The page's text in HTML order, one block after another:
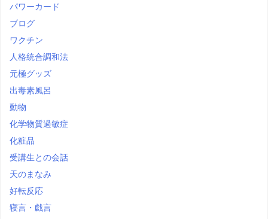
パワーカード
ブログ
ワクチン
人格統合調和法
元極グッズ
出毒素風呂
動物
化学物質過敏症
化粧品
受講生との会話
天のまなみ
好転反応
寝言・戯言